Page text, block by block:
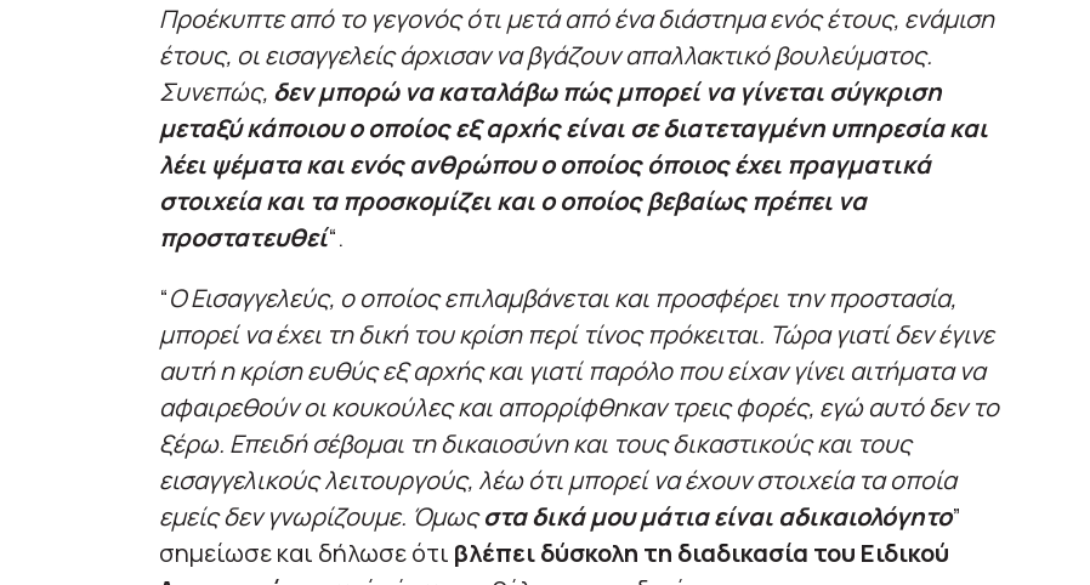
Προέκυπτε από το γεγονός ότι μετά από ένα διάστημα ενός έτους, ενάμιση
έτους, οι εισαγγελείς άρχισαν να βγάζουν απαλλακτικό βουλεύματος.
Συνεπώς, δεν μπορώ να καταλάβω πώς μπορεί να γίνεται σύγκριση
μεταξύ κάποιου ο οποίος εξ αρχής είναι σε διατεταγμένη υπηρεσία και
λέει ψέματα και ενός ανθρώπου ο οποίος όποιος έχει πραγματικά
στοιχεία και τα προσκομίζει και ο οποίος βεβαίως πρέπει να
προστατευθεί“.
“Ο Εισαγγελεύς, ο οποίος επιλαμβάνεται και προσφέρει την προστασία,
μπορεί να έχει τη δική του κρίση περί τίνος πρόκειται. Τώρα γιατί δεν έγινε
αυτή η κρίση ευθύς εξ αρχής και γιατί παρόλο που είχαν γίνει αιτήματα να
αφαιρεθούν οι κουκούλες και απορρίφθηκαν τρεις φορές, εγώ αυτό δεν το
ξέρω. Επειδή σέβομαι τη δικαιοσύνη και τους δικαστικούς και τους
εισαγγελικούς λειτουργούς, λέω ότι μπορεί να έχουν στοιχεία τα οποία
εμείς δεν γνωρίζουμε. Όμωςστα δικά μου μάτια είναι αδικαιολόγητο”
σημείωσε και δήλωσε ότι βλέπει δύσκολη τη διαδικασία του Ειδικού